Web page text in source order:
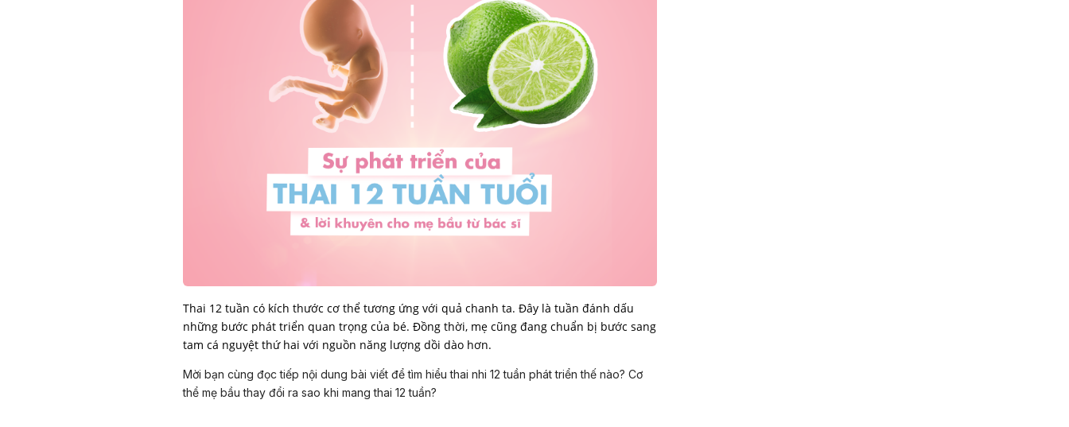
Thai 12 tuần có kích thước cơ thể tương ứng với quả chanh ta. Đây là tuần đánh dấu
những bước phát triển quan trọng của bé. Đồng thời, mẹ cũng đang chuẩn bị bước sang
tam cá nguyệt thứ hai với nguồn năng lượng dồi dào hơn.
Mời bạn cùng đọc tiếp nội dung bài viết để tìm hiểu thai nhi 12 tuần phát triển thế nào? Cơ
thể mẹ bầu thay đổi ra sao khi mang thai 12 tuần?